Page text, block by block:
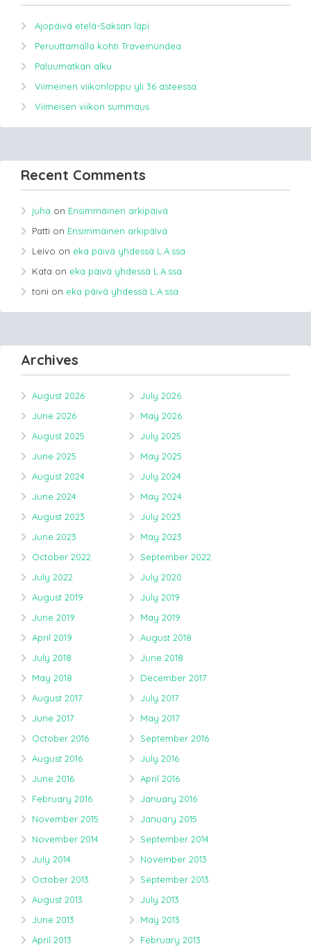
Ajopäivä etelä-Saksan läpi
Peruuttamalla kohti Travemündea
Paluumatkan alku
Viimeinen viikonloppu yli 36 asteessa.
Viimeisen viikon summaus
Recent Comments
juha on Ensimmäinen arkipäivä
Patti on Ensimmäinen arkipäivä
Leivo on eka päivä yhdessä L.A.ssa
Kata on eka päivä yhdessä L.A.ssa
toni on eka päivä yhdessä L.A.ssa
Archives
August 2026
July 2026
June 2026
May 2026
August 2025
July 2025
June 2025
May 2025
August 2024
July 2024
June 2024
May 2024
August 2023
July 2023
June 2023
May 2023
October 2022
September 2022
July 2022
July 2020
August 2019
July 2019
June 2019
May 2019
April 2019
August 2018
July 2018
June 2018
May 2018
December 2017
August 2017
July 2017
June 2017
May 2017
October 2016
September 2016
August 2016
July 2016
June 2016
April 2016
February 2016
January 2016
November 2015
January 2015
November 2014
September 2014
July 2014
November 2013
October 2013
September 2013
August 2013
July 2013
June 2013
May 2013
April 2013
February 2013